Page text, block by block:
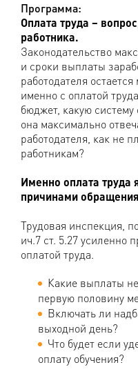
Программа:
Оплата труда –
работника.
Законодательство
и сроки выплаты
работодателя
именно с оплатой
бюджет, какую
она максимально
работодателя, как не
работникам?
Именно оплата труда
причинами
Трудовая инспекция,
ич.7 ст. 5.27 усиленно
оплатой труда.
Какие выплаты
первую половину
Включать ли
выходной день?
Что будет если
оплату обучения?